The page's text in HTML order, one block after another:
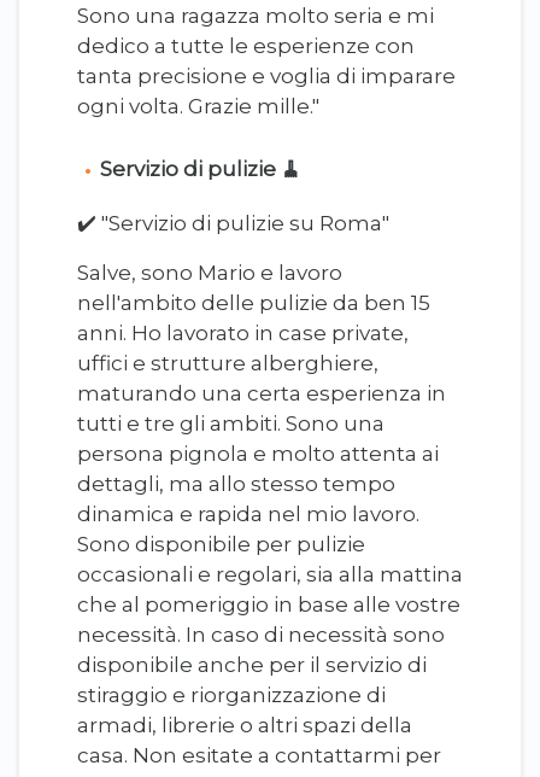
Sono una ragazza molto seria e mi
dedico a tutte le esperienze con
tanta precisione e voglia di imparare
ogni volta. Grazie mille."
Servizio di pulizie 🧹
✔️ "Servizio di pulizie su Roma"
Salve, sono Mario e lavoro
nell'ambito delle pulizie da ben 15
anni. Ho lavorato in case private,
uffici e strutture alberghiere,
maturando una certa esperienza in
tutti e tre gli ambiti. Sono una
persona pignola e molto attenta ai
dettagli, ma allo stesso tempo
dinamica e rapida nel mio lavoro.
Sono disponibile per pulizie
occasionali e regolari, sia alla mattina
che al pomeriggio in base alle vostre
necessità. In caso di necessità sono
disponibile anche per il servizio di
stiraggio e riorganizzazione di
armadi, librerie o altri spazi della
casa. Non esitate a contattarmi per